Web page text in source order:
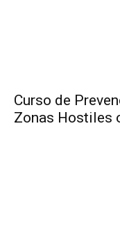
Curso de
Zonas Hostiles